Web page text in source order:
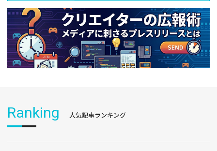
Ranking 人気記事ランキング